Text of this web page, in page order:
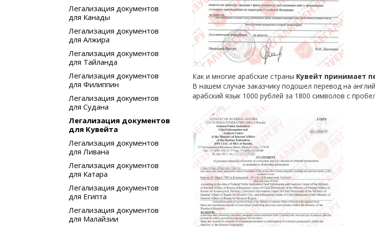
Легализация документов
для Канады
Легализация документов
для Алжира
Легализация документов
для Тайланда
Легализация документов
для Филиппин
Легализация документов
для Судана
Легализация документов
для Кувейта
Легализация документов
для Ливана
Легализация документов
для Катара
Легализация документов
для Египта
Легализация документов
для Малайзии
Как и многие арабские страны Кувейт принимает
В нашем случае заказчику подошел перевод на
арабский язык 1000 рублей за 1800 символов с